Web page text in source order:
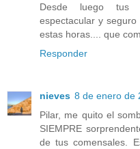
Desde luego tus
espectacular y
estas horas.... que
Responder
nieves 8 de enero de
Pilar, me quito el
SIEMPRE
de tus comensales.